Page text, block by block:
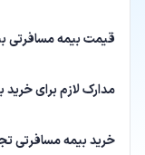
قیمت بیمه مسافرتی
مدارک لازم برای
خرید بیمه مسافرتی